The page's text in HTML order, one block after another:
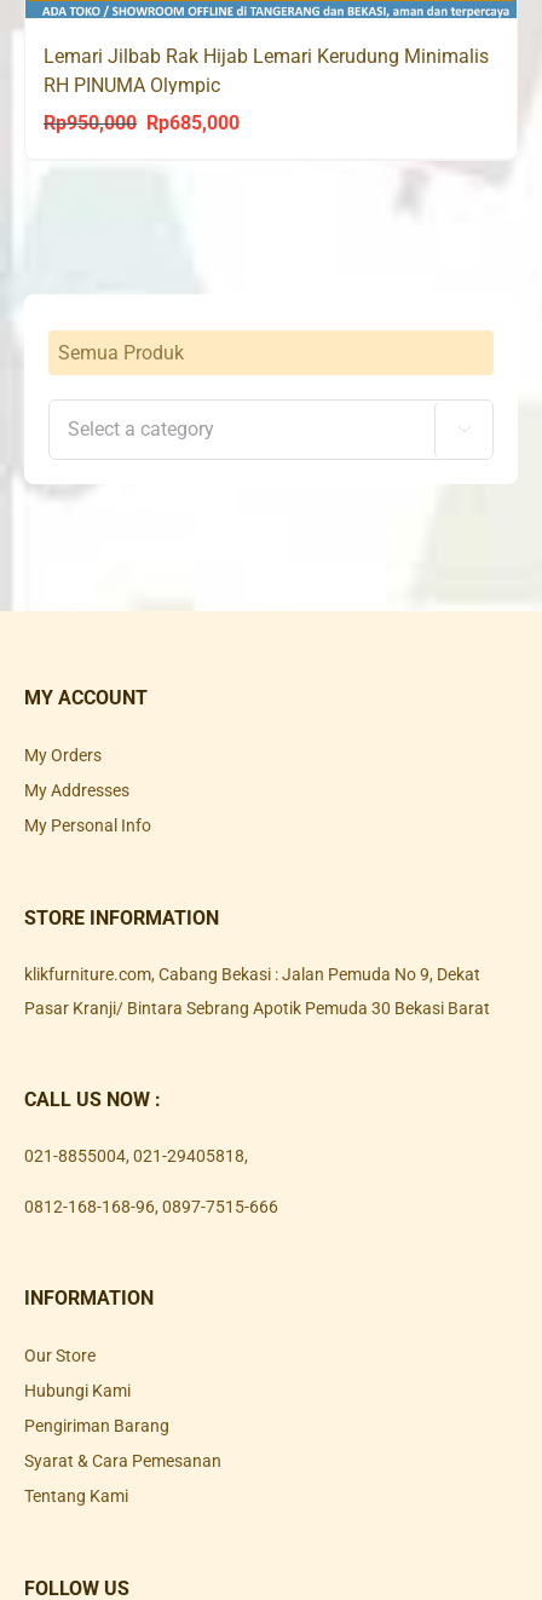
Lemari Jilbab Rak Hijab Lemari Kerudung Minimalis
RH PINUMA Olympic
Rp950,000
Original
Rp685,000Current
Semua Produk

MY ACCOUNT
My Orders
My Addresses
My Personal Info
STORE INFORMATION
klikfurniture.com, Cabang Bekasi : Jalan Pemuda No 9, Dekat
Pasar Kranji/ Bintara Sebrang Apotik Pemuda 30 Bekasi Barat
CALL US NOW :
021-8855004, 021-29405818,
0812-168-168-96, 0897-7515-666
INFORMATION
Our Store
Hubungi Kami
Pengiriman Barang
Syarat & Cara Pemesanan
Tentang Kami
FOLLOW US